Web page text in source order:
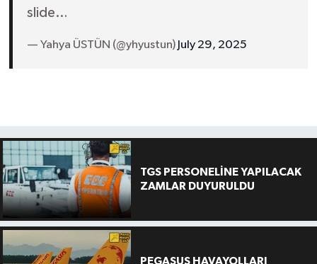
slide…
— Yahya ÜSTÜN (@yhyustun) July 29, 2025
TGS PERSONELİNE YAPILACAK
ZAMLAR DUYURULDU
PEGASUS HAVAYOLLARI